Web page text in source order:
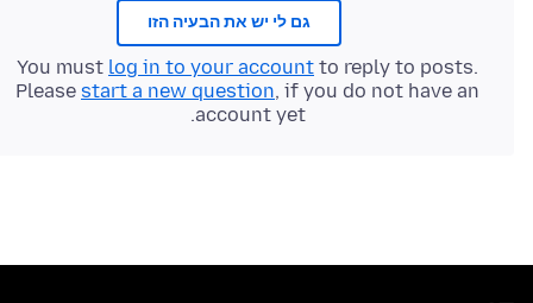
גם לי יש את הבעיה הזו
You must log in to your account to reply to posts.
Please start a new question, if you do not have an
account yet.